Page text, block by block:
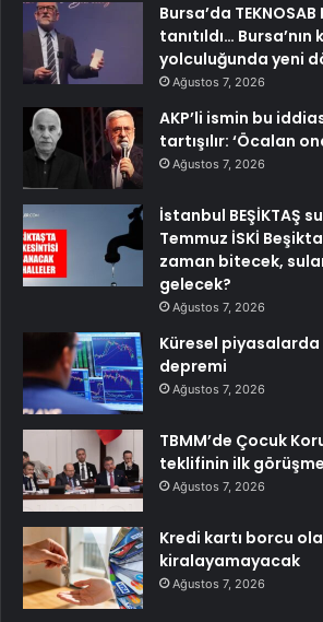
Bursa’da TEKNOSAB
tanıtıldı… Bursa’nın
yolculuğunda yeni
Ağustos 7, 2026
AKP’li ismin bu
tartışılır: ‘Öcalan
Ağustos 7, 2026
İstanbul BEŞİKTAŞ
Temmuz İSKİ
zaman bitecek,
gelecek?
Ağustos 7, 2026
Küresel
depremi
Ağustos 7, 2026
TBMM’de Çocuk
teklifinin ilk
Ağustos 7, 2026
Kredi kartı borcu
kiralayamayacak
Ağustos 7, 2026